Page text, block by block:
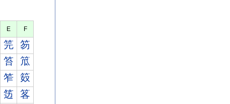
E F
笎 笏
笞 笟
笮 笯
笾 笿